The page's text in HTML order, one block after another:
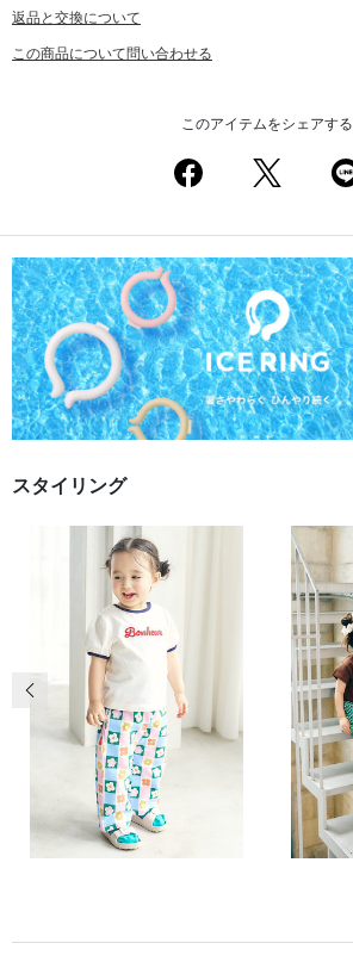
返品と交換について
この商品について問い合わせる
このアイテムをシェアする
スタイリング
前の画像